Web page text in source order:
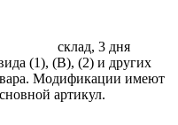
склад, 3 дня
(1), (B), (2) и других
Модификации имеют
артикул.